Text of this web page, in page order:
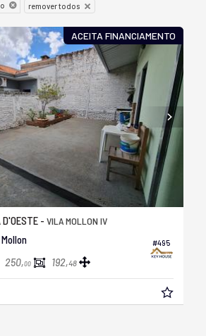
remover todos
ACEITA FINANCIAMENTO
#495
- VILA MOLLON IV
250,00 192,48